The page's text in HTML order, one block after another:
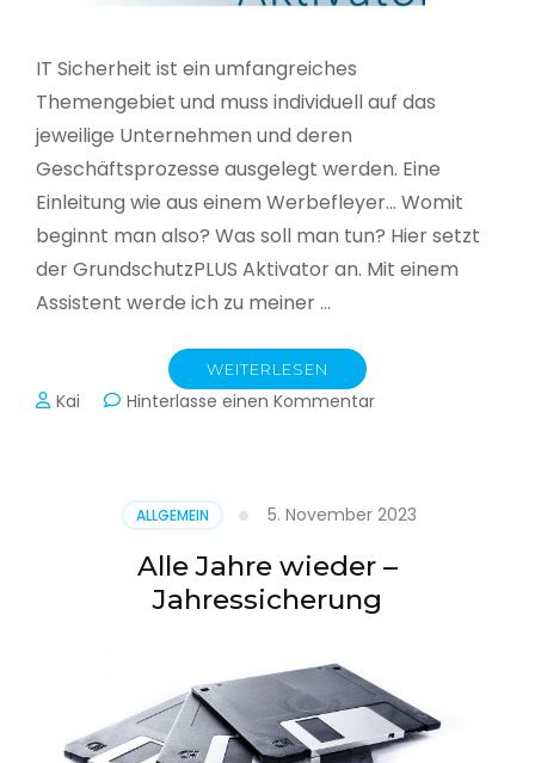
IT Sicherheit ist ein umfangreiches
Themengebiet und muss individuell auf das
jeweilige Unternehmen und deren
Geschäftsprozesse ausgelegt werden. Eine
Einleitung wie aus einem Werbefleyer… Womit
beginnt man also? Was soll man tun? Hier setzt
der GrundschutzPLUS Aktivator an. Mit einem
Assistent werde ich zu meiner …
WEITERLESEN
Kai Hinterlasse einen Kommentarzu
ALLGEMEIN 5. November 2023
Alle Jahre wieder –
Jahressicherung